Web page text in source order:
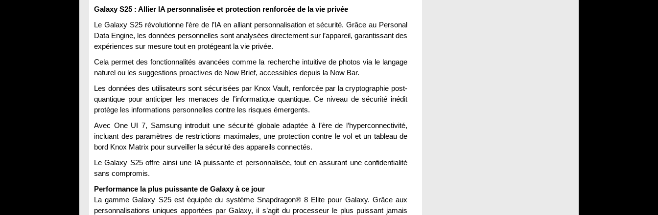
Galaxy S25 : Allier IA personnalisée et protection renforcée de la vie privée
Le Galaxy S25 révolutionne l’ère de l’IA en alliant personnalisation et sécurité. Grâce au Personal
Data Engine, les données personnelles sont analysées directement sur l’appareil, garantissant des
expériences sur mesure tout en protégeant la vie privée.
Cela permet des fonctionnalités avancées comme la recherche intuitive de photos via le langage
naturel ou les suggestions proactives de Now Brief, accessibles depuis la Now Bar.
Les données des utilisateurs sont sécurisées par Knox Vault, renforcée par la cryptographie post-
quantique pour anticiper les menaces de l’informatique quantique. Ce niveau de sécurité inédit
protège les informations personnelles contre les risques émergents.
Avec One UI 7, Samsung introduit une sécurité globale adaptée à l’ère de l’hyperconnectivité,
incluant des paramètres de restrictions maximales, une protection contre le vol et un tableau de
bord Knox Matrix pour surveiller la sécurité des appareils connectés.
Le Galaxy S25 offre ainsi une IA puissante et personnalisée, tout en assurant une confidentialité
sans compromis.
Performance la plus puissante de Galaxy à ce jour
La gamme Galaxy S25 est équipée du système Snapdragon® 8 Elite pour Galaxy. Grâce aux
personnalisations uniques apportées par Galaxy, il s’agit du processeur le plus puissant jamais